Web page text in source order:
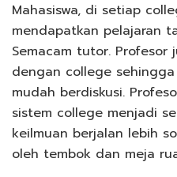
Mahasiswa, di setiap
mendapatkan pelajaran
Semacam tutor.
dengan college
mudah berdiskusi.
sistem college menjadi
keilmuan berjalan lebih
oleh tembok dan meja